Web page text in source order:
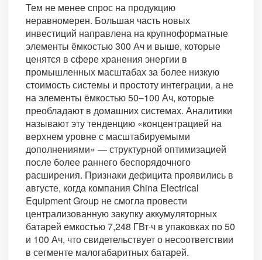
Тем не менее спрос на продукцию
неравномерен. Большая часть новых
инвестиций направлена на крупноформатные
элементы ёмкостью 300 Ач и выше, которые
ценятся в сфере хранения энергии в
промышленных масштабах за более низкую
стоимость системы и простоту интеграции, а не
на элементы ёмкостью 50–100 Ач, которые
преобладают в домашних системах. Аналитики
называют эту тенденцию «концентрацией на
верхнем уровне с масштабируемыми
дополнениями» — структурной оптимизацией
после более раннего беспорядочного
расширения. Признаки дефицита проявились в
августе, когда компания China Electrical
Equipment Group не смогла провести
централизованную закупку аккумуляторных
батарей емкостью 7,248 ГВт·ч в упаковках по 50
и 100 Ач, что свидетельствует о несоответствии
в сегменте малогабаритных батарей.